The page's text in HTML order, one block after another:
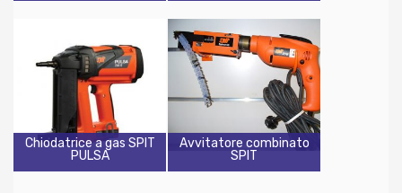
Chiodatrice a gas SPIT
PULSA
Avvitatore combinato
SPIT